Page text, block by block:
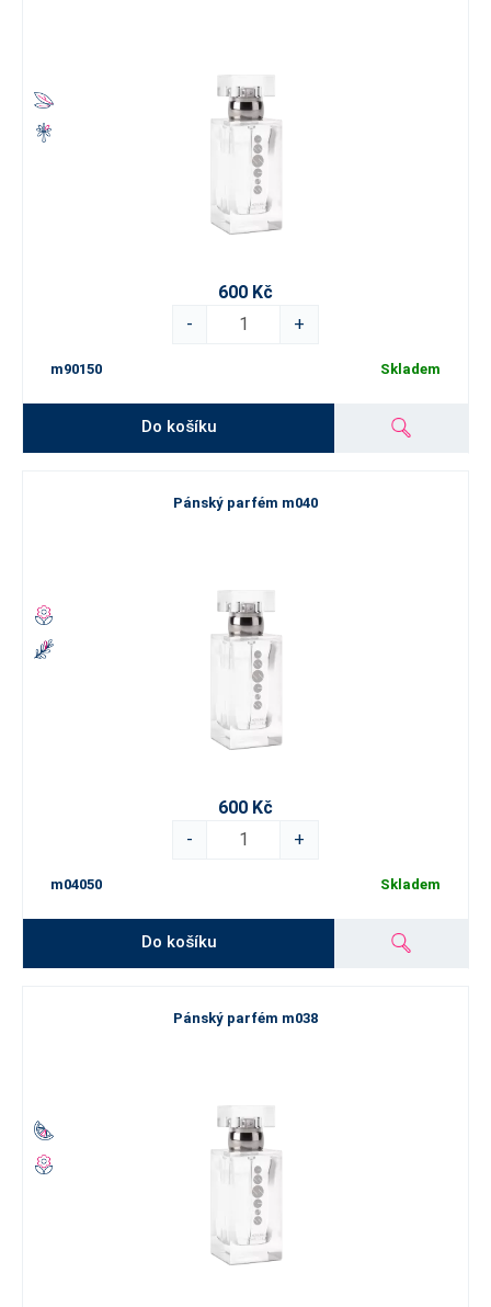
600 Kč
-
+
m90150 Skladem
Do košíku
Pánský parfém m040
600 Kč
-
+
m04050 Skladem
Do košíku
Pánský parfém m038